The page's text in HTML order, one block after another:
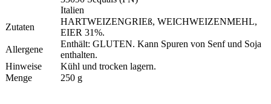
Italien
Zutaten
HARTWEIZENGRIEß, WEICHWEIZENMEHL,
EIER 31%.
Allergene
Enthält: GLUTEN. Kann Spuren von Senf und Soja
enthalten.
Hinweise
Kühl und trocken lagern.
Menge
250 g